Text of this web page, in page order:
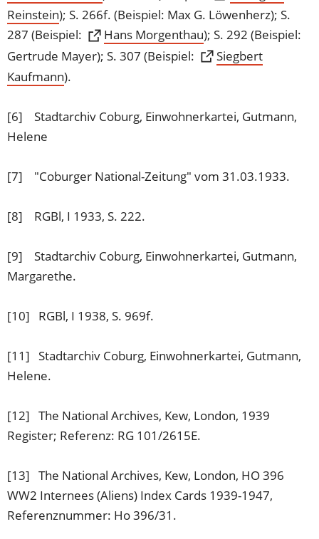
in
einem
neuen
Tab)
Reinstein
(Öffnet
in
einem
neuen
); S. 266f. (Beispiel: Max G. Löwenherz); S.
287 (Beispiel:
Hans Morgenthau
(Öffnet
in
einem
Tab)
); S. 292 (Beispiel:
Gertrude Mayer); S. 307 (Beispiel:
Siegbert
Kaufmann
(Öffnet
einem
neuen
).
[6] Stadtarchiv Coburg, Einwohnerkartei, Gutmann,
Helene
[7] "Coburger National-Zeitung" vom 31.03.1933.
[8] RGBl, I 1933, S. 222.
[9] Stadtarchiv Coburg, Einwohnerkartei, Gutmann,
Margarethe.
[10] RGBl, I 1938, S. 969f.
[11] Stadtarchiv Coburg, Einwohnerkartei, Gutmann,
Helene.
[12] The National Archives, Kew, London, 1939
Register; Referenz: RG 101/2615E.
[13] The National Archives, Kew, London, HO 396
WW2 Internees (Aliens) Index Cards 1939-1947,
Referenznummer: Ho 396/31.